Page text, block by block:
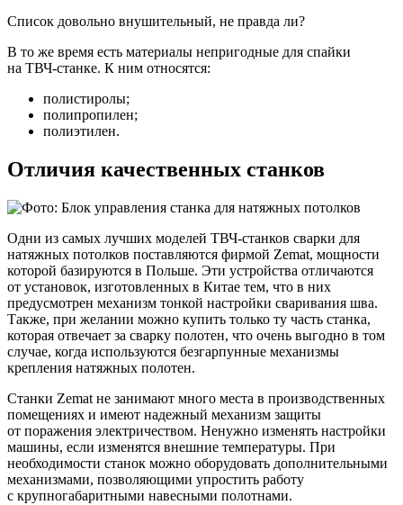
Список довольно внушительный, не правда ли?
В то же время есть материалы непригодные для спайки
на ТВЧ-станке. К ним относятся:
полистиролы;
полипропилен;
полиэтилен.
Отличия качественных станков
Одни из самых лучших моделей ТВЧ-станков сварки для
натяжных потолков поставляются фирмой Zemat, мощности
которой базируются в Польше. Эти устройства отличаются
от установок, изготовленных в Китае тем, что в них
предусмотрен механизм тонкой настройки сваривания шва.
Также, при желании можно купить только ту часть станка,
которая отвечает за сварку полотен, что очень выгодно в том
случае, когда используются безгарпунные механизмы
крепления натяжных полотен.
Станки Zemat не занимают много места в производственных
помещениях и имеют надежный механизм защиты
от поражения электричеством. Ненужно изменять настройки
машины, если изменятся внешние температуры. При
необходимости станок можно оборудовать дополнительными
механизмами, позволяющими упростить работу
с крупногабаритными навесными полотнами.